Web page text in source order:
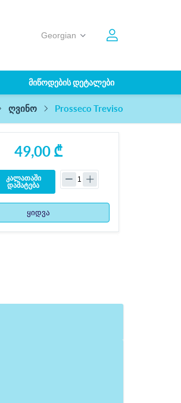
ᲛᲘᲬᲝᲓᲔᲑᲘᲡ ᲓᲔᲢᲐᲚᲔᲑᲘ
ღვინო Prosseco Treviso
49,00 ₾
კალათაში
დამატება
ყიდვა